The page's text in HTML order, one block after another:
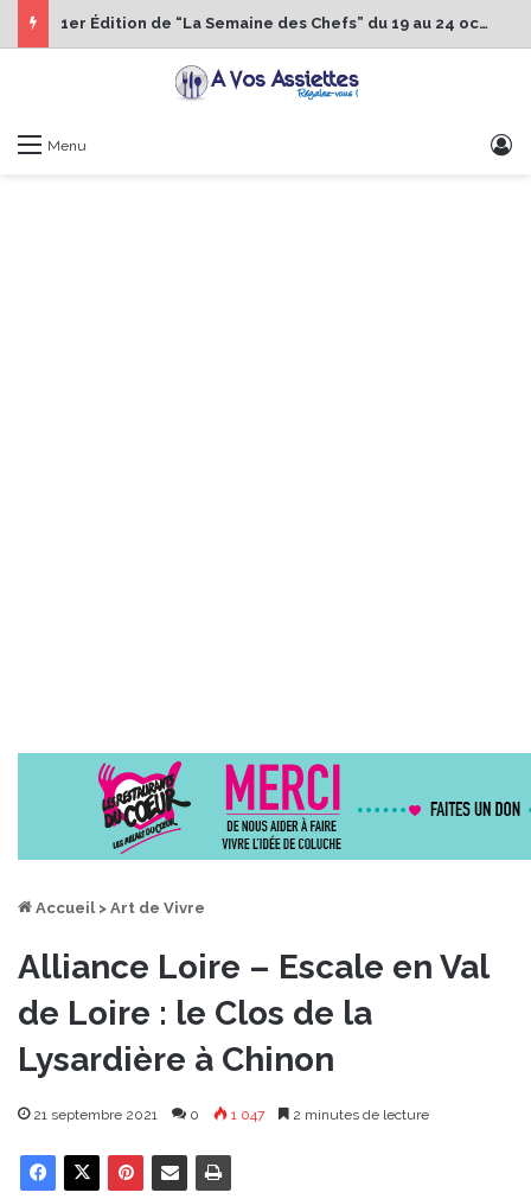
1er Édition de “La Semaine des Chefs” du 19 au 24 octobre 2026
Menu
Accueil > Art de Vivre
Alliance Loire – Escale en Val
de Loire : le Clos de la
Lysardière à Chinon
21 septembre 2021 0 1 047 2 minutes de lecture